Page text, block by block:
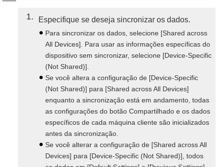
1 Especifique se deseja sincronizar os dados.
Para sincronizar os dados, selecione [Shared across
All Devices]. Para usar as informações específicas do
dispositivo sem sincronizar, selecione [Device-Specific
(Not Shared)].
Se você altera a configuração de [Device-Specific
(Not Shared)] para [Shared across All Devices]
enquanto a sincronização está em andamento, todas
as configurações do botão Compartilhado e os dados
específicos de cada máquina cliente são inicializados
antes da sincronização.
Se você alterar a configuração de [Shared across All
Devices] para [Device-Specific (Not Shared)], todos